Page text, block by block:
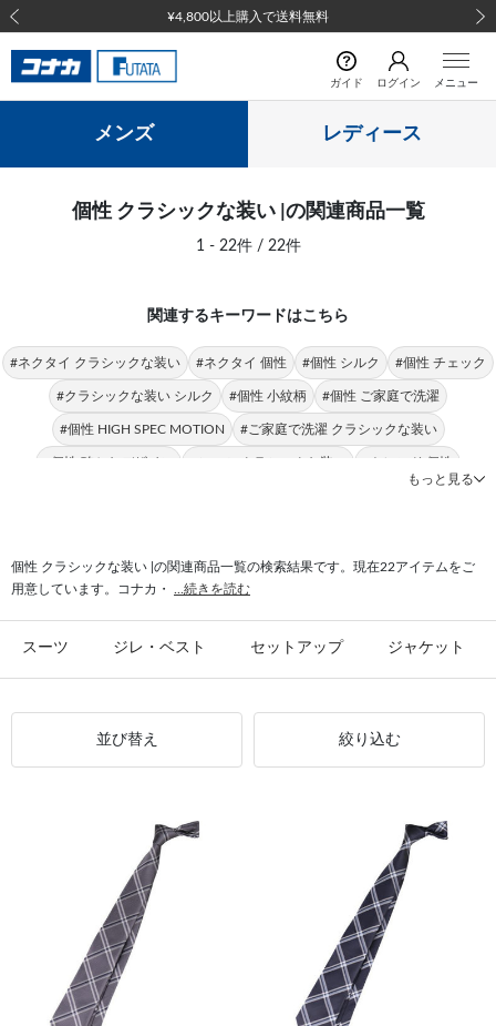
¥4,800以上購入で送料無料
前の画像
ガイド ログイン メニュー
メンズ レディース
個性 クラシックな装い |の関連商品一覧
1 - 22件 / 22件
関連するキーワードはこちら
#ネクタイ クラシックな装い #ネクタイ 個性 #個性 シルク #個性 チェック
#クラシックな装い シルク #個性 小紋柄 #個性 ご家庭で洗濯
#個性 HIGH SPEC MOTION #ご家庭で洗濯 クラシックな装い
#個性 確かなデザイン #シャツ クラシックな装い #トレンド 個性
#個性 デザイナーズブランド #クラシックな装い シルクブレンド
#クラシックな装い JOHN PEARSE Black
もっと見る
個性 クラシックな装い |の関連商品一覧の検索結果です。現在22アイテムをご
用意しています。コナカ・
...続きを読む
スーツ ジレ・ベスト セットアップ ジャケット
並び替え 絞り込む